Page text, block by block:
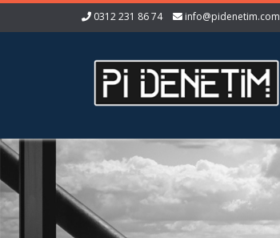
0312 231 86 74 info@pidenetim.com